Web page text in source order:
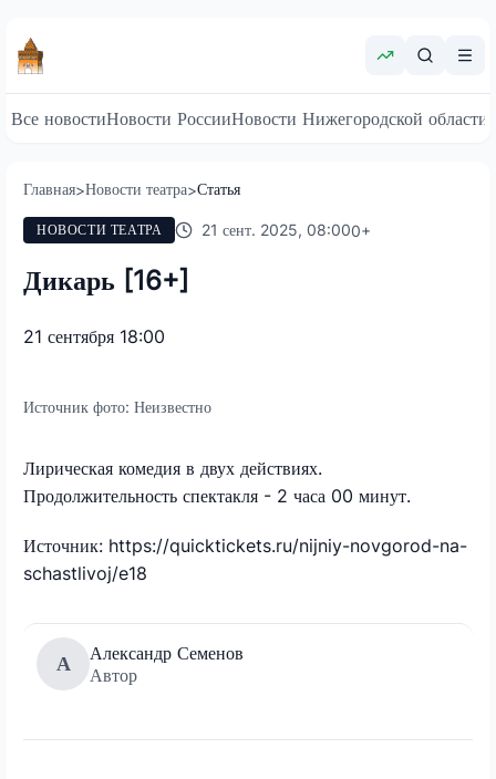
Все новостиНовости РоссииНовости Нижегородской области
Главная>Новости театра>Статья
НОВОСТИ ТЕАТРА 21 сент. 2025, 08:000+
Дикарь [16+]
21 сентября 18:00
Источник фото: Неизвестно
Лирическая комедия в двух действиях.
Продолжительность спектакля - 2 часа 00 минут.
Источник: https://quicktickets.ru/nijniy-novgorod-na-
schastlivoj/e18
А
Александр Семенов
Автор